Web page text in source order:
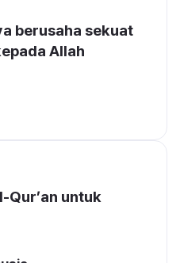
berusaha sekuat
Allah
Qur’an untuk